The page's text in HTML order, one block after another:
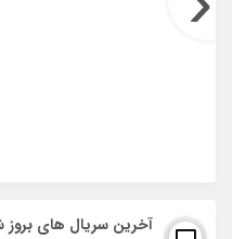
آخرین سریال های بروز